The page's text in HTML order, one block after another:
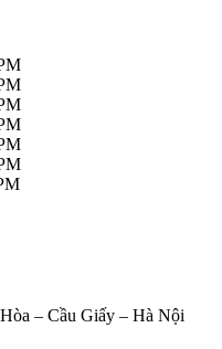
– Cầu Giấy – Hà Nội